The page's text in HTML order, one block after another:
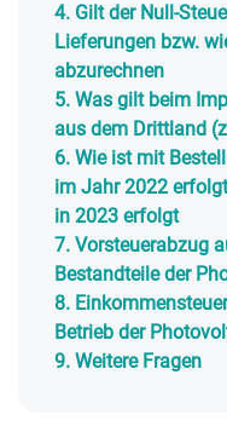
4. Gilt der Null-
Lieferungen bzw.
abzurechnen
5. Was gilt beim
aus dem Drittland
6. Wie ist mit
im Jahr 2022
in 2023 erfolgt
7. Vorsteuerabzug
Bestandteile der
8.
Betrieb der
9. Weitere Fragen